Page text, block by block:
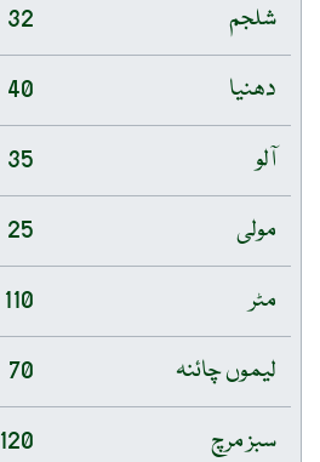
شلجم
32
دھنیا
40
آلو
35
مولی
25
مٹر
110
لیموں چائنہ
70
سبز مرچ
120